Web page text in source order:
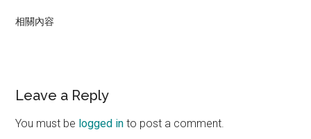
相關內容
Reader
Interactions
Leave a Reply
You must be logged in to post a comment.